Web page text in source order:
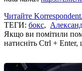
Читайте
ТЕГИ: бокс,
Якщо ви помітили
натисніть Ctrl +